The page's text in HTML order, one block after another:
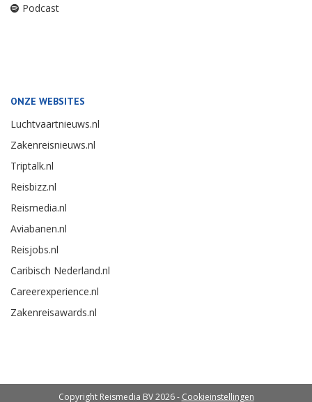
Podcast
ONZE WEBSITES
Luchtvaartnieuws.nl
Zakenreisnieuws.nl
Triptalk.nl
Reisbizz.nl
Reismedia.nl
Aviabanen.nl
Reisjobs.nl
Caribisch Nederland.nl
Careerexperience.nl
Zakenreisawards.nl
Copyright Reismedia BV 2026 - Cookieinstellingen